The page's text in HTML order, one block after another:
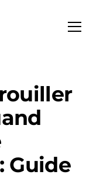
Guide